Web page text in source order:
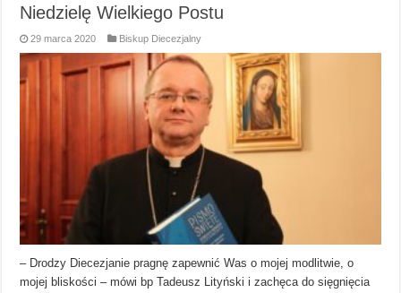
Niedzielę Wielkiego Postu
29 marca 2020 Biskup Diecezjalny
– Drodzy Diecezjanie pragnę zapewnić Was o mojej modlitwie, o
mojej bliskości – mówi bp Tadeusz Lityński i zachęca do sięgnięcia